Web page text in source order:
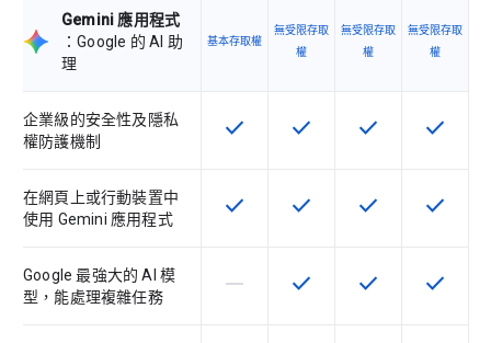
Gemini 應用程式
：Google 的 AI 助
理
基本存取權
無受限存取
權
無受限存取
權
無受限存取
權
企業級的安全性及隱私
權防護機制
這項功能適用於該 SKU
check 這項功能適用於該 SKU
check 這項功能適用於
check 這項功
check
在網頁上或行動裝置中
使用 Gemini 應用程式
這項功能適用於該 SKU
check 這項功能適用於該 SKU
check 這項功能適用於
check 這項功
check
Google 最強大的 AI 模
型，能處理複雜任務
這個 SKU 不支援這項功能
horizontal_rule 這項功能適用於該 SKU
check 這項功能適用於
check 這項功
check